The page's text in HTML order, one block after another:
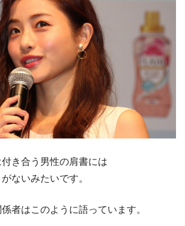
き合う男性の肩書には
ないみたいです。
者はこのように語っています。